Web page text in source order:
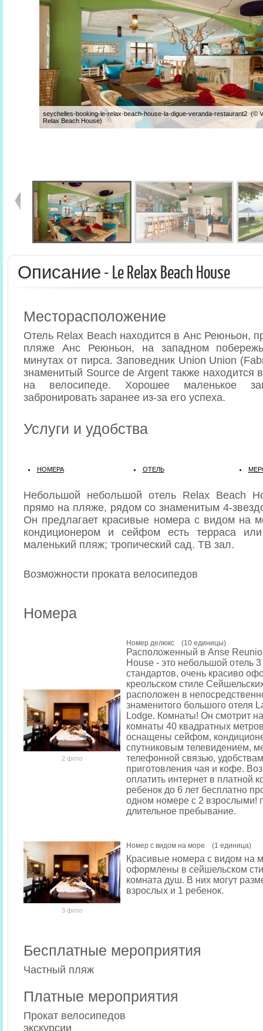
seychelles-booking-le-relax-beach-house-la-digue-veranda-restaurant2 (©
Relax Beach House)
Описание - Le Relax Beach House
Месторасположение
Отель Relax Beach находится в Анс Реюньон,
пляже Анс Реюньон, на западном
минутах от пирса. Заповедник Union Union
знаменитый Source de Argent также находится
на велосипеде. Хорошее маленькое
забронировать заранее из-за его успеха.
Услуги и удобства
НОМЕРА ОТЕЛЬ
Небольшой небольшой отель Relax Beach
прямо на пляже, рядом со знаменитым 4-
Он предлагает красивые номера с видом на
кондиционером и сейфом есть терраса
маленький пляж; тропический сад. ТВ зал.
Возможности проката велосипедов
Номера
2 фото
Номер делюкс (10 единицы)
Расположенный в Anse
House - это небольшой отель
стандартов, очень красиво
креольском стиле
расположен в
знаменитого большого отеля
Lodge. Комнаты! Он смотрит
комнаты 40 квадратных
оснащены сейфом,
спутниковым телевидением,
телефонной связью,
приготовления чая и кофе.
оплатить интернет в платной
ребенок до 6 лет бесплатно
одном номере с 2 взрослыми!
длительное пребывание.
3 фото
Номер с видом на море (1 единица)
Красивые номера с видом на
оформлены в сейшельском
комната душ. В них могут
взрослых и 1 ребенок.
Бесплатные мероприятия
Частный пляж
Платные мероприятия
Прокат велосипедов
экскурсии